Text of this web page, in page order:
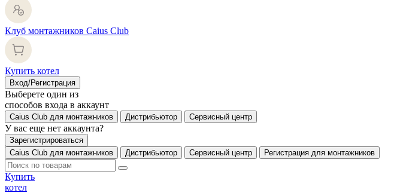
Клуб монтажников Caius Club
Купить котел
Вход/Регистрация
Выберете один из
способов входа в аккаунт
Caius Club для монтажников Дистрибьютор Сервисный центр
У вас еще нет аккаунта?
Зарегистрироваться
Caius Club для монтажников
Дистрибьютор Сервисный центр Регистрация для монтажников
Купить
котел